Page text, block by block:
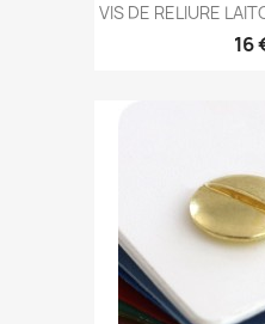
VIS DE RELIURE
16